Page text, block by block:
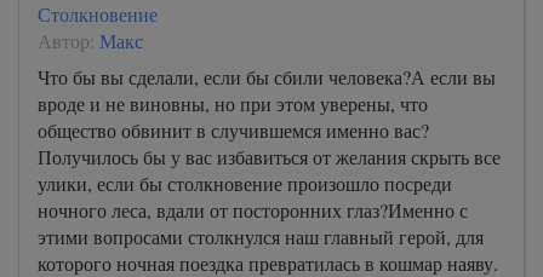
Столкновение
Автор: Макс
Что бы вы сделали, если бы сбили человека?А если вы
вроде и не виновны, но при этом уверены, что
общество обвинит в случившемся именно вас?
Получилось бы у вас избавиться от желания скрыть все
улики, если бы столкновение произошло посреди
ночного леса, вдали от посторонних глаз?Именно с
этими вопросами столкнулся наш главный герой, для
которого ночная поездка превратилась в кошмар наяву.